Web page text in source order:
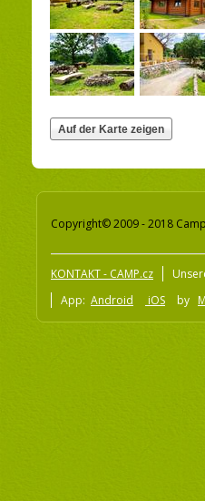
Copyright© 2009 - 2018
KONTAKT - CAMP.cz
App: Android iOS by